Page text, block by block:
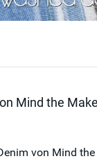
Mind the
von Mind